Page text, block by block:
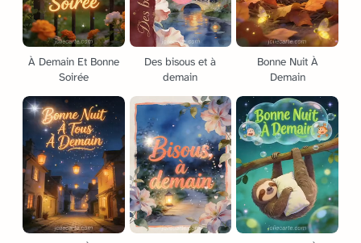
À Demain Et Bonne
Soirée
Des bisous et à
demain
Bonne Nuit À
Demain